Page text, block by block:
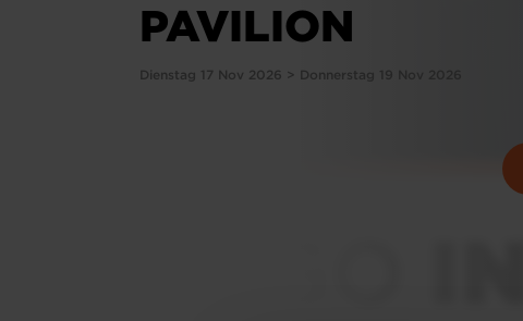
PAVILION
Dienstag 17 Nov 2026 > Donnerstag 19 Nov 2026